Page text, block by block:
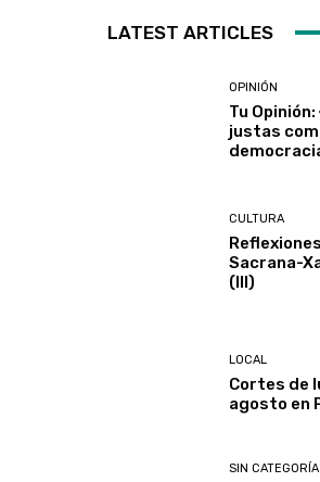
LATEST ARTICLES
OPINIÓN
Tu
justas
CULTURA
Sacrana-
(III)
LOCAL
Cortes de
agosto en
SIN CATEGORÍA